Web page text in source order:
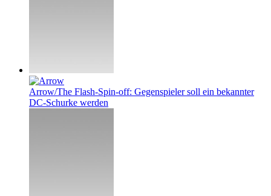
Arrow/The Flash-Spin-off: Gegenspieler soll ein bekannter
DC-Schurke werden